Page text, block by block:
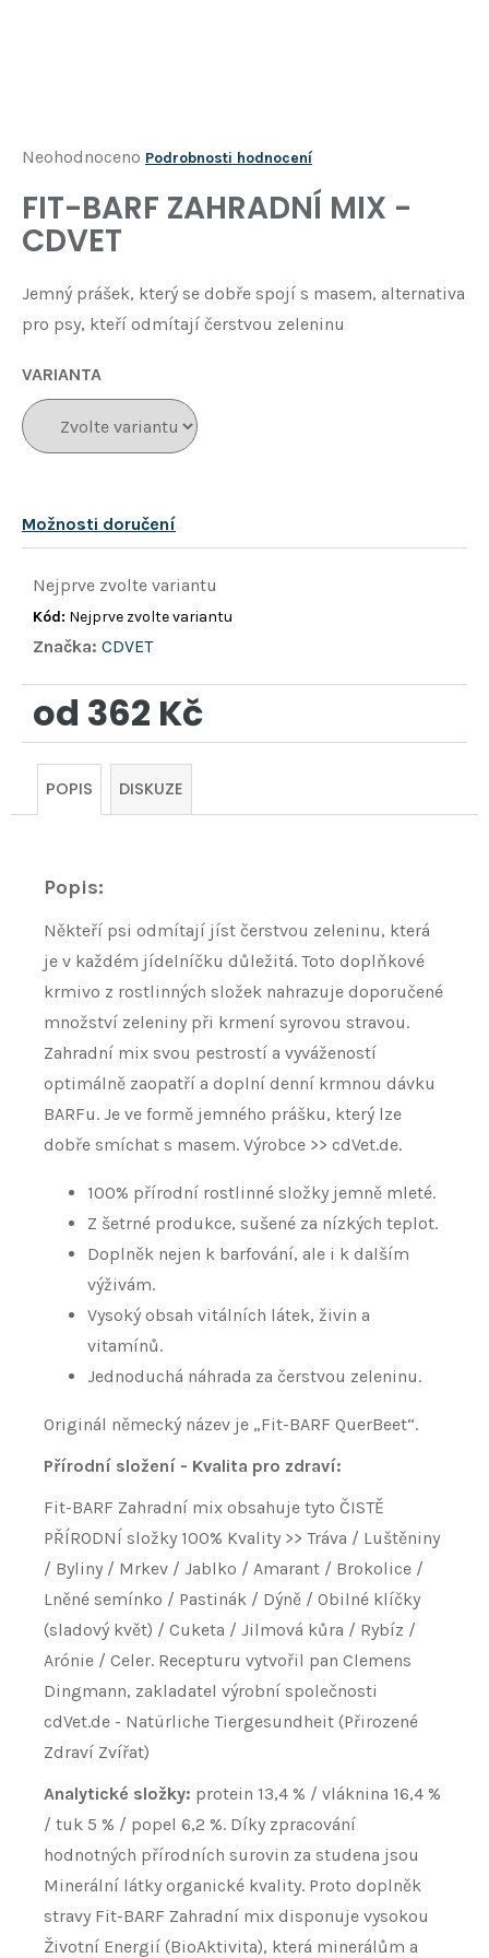
Průměrné
produktu
je
5
hvězdiček.
Neohodnoceno Podrobnosti hodnocení
FIT-BARF ZAHRADNÍ MIX -
CDVET
Jemný prášek, který se dobře spojí s masem, alternativa
pro psy, kteří odmítají čerstvou zeleninu
VARIANTA
Možnosti doručení
Nejprve zvolte variantu
Kód: Nejprve zvolte variantu
Značka: CDVET
od 362 Kč
Měrná
POPIS DISKUZE
Popis:
Někteří psi odmítají jíst čerstvou zeleninu, která
je v každém jídelníčku důležitá. Toto doplňkové
krmivo z rostlinných složek nahrazuje doporučené
množství zeleniny při krmení syrovou stravou.
Zahradní mix svou pestrostí a vyvážeností
optimálně zaopatří a doplní denní krmnou dávku
BARFu. Je ve formě jemného prášku, který lze
dobře smíchat s masem. Výrobce >> cdVet.de.
100% přírodní rostlinné složky jemně mleté.​
Z šetrné produkce, sušené za nízkých teplot.​
Doplněk nejen k barfování, ale i k dalším
výživám.​
Vysoký obsah vitálních látek, živin a
vitamínů.​
Jednoduchá náhrada za čerstvou zeleninu. ​
Originál německý název je „Fit-BARF QuerBeet“.
Přírodní složení - Kvalita pro zdraví:
Fit-BARF Zahradní mix obsahuje tyto ČISTĚ
PŘÍRODNÍ složky 100% Kvality >> Tráva / Luštěniny
/ Byliny / Mrkev / Jablko / Amarant / Brokolice /
Lněné semínko / Pastinák / Dýně / Obilné klíčky
(sladový květ) / Cuketa / Jilmová kůra / Rybíz /
Arónie / Celer. Recepturu vytvořil pan Clemens
Dingmann, zakladatel výrobní společnosti
cdVet.de - Natürliche Tiergesundheit (Přirozené
Zdraví Zvířat)
Analytické složky: protein 13,4 % / vláknina 16,4 %
/ tuk 5 % / popel 6,2 %. Díky zpracování
hodnotných přírodních surovin za studena jsou
Minerální látky organické kvality. Proto doplněk
stravy Fit-BARF Zahradní mix disponuje vysokou
Životní Energií (BioAktivita), která minerálům a
D
o
p
r
u
u
e
m